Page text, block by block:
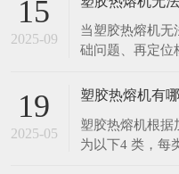
15
2025-09
当塑胶热熔机无
础问题、再定位
（最常见原因） 检
断电； 测试插
电器如手机充电
19
2025-05
塑胶热熔机有
塑胶热熔机根据
为以下4 类，每